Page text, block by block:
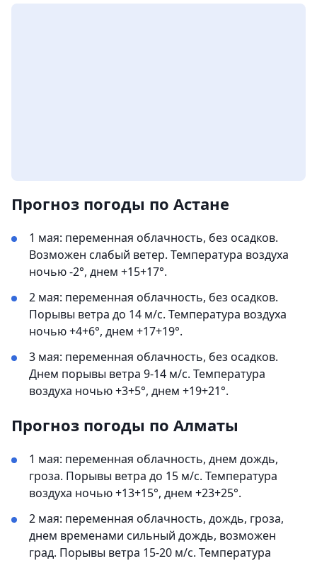
Прогноз погоды по Астане
1 мая: переменная облачность, без осадков.
Возможен слабый ветер. Температура воздуха
ночью -2°, днем +15+17°.
2 мая: переменная облачность, без осадков.
Порывы ветра до 14 м/с. Температура воздуха
ночью +4+6°, днем +17+19°.
3 мая: переменная облачность, без осадков.
Днем порывы ветра 9-14 м/с. Температура
воздуха ночью +3+5°, днем +19+21°.
Прогноз погоды по Алматы
1 мая: переменная облачность, днем дождь,
гроза. Порывы ветра до 15 м/с. Температура
воздуха ночью +13+15°, днем +23+25°.
2 мая: переменная облачность, дождь, гроза,
днем временами сильный дождь, возможен
град. Порывы ветра 15-20 м/с. Температура